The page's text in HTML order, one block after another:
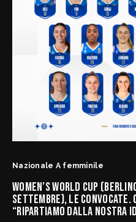
Nazionale A femminile
WOMEN’S WORLD CUP
SETTEMBRE), LE CONVOCATE.
“RIPARTIAMO DALLA NOSTRA